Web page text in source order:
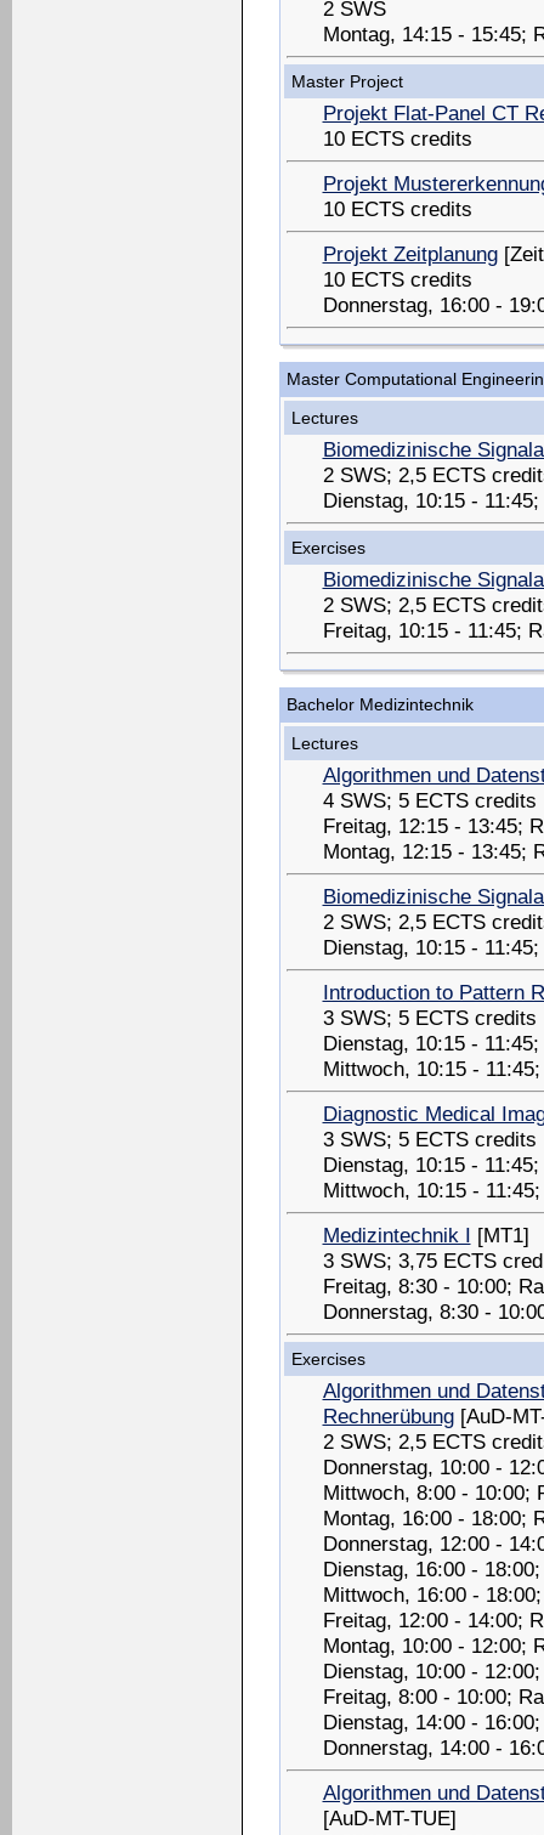
2 SWS
Montag, 14:15 - 15:45;
Master Project
Projekt Flat-Panel CT
10 ECTS credits
Projekt
10 ECTS credits
Projekt Zeitplanung
10 ECTS credits
Donnerstag, 16:00 -
Master Computational
Lectures
Biomedizinische
2 SWS; 2,5 ECTS
Dienstag, 10:15 -
Exercises
Biomedizinische
2 SWS; 2,5 ECTS
Freitag, 10:15 - 11:45;
Bachelor Medizintechnik
Lectures
Algorithmen und
4 SWS; 5 ECTS credits
Freitag, 12:15 - 13:45;
Montag, 12:15 - 13:45;
Biomedizinische
2 SWS; 2,5 ECTS
Dienstag, 10:15 -
Introduction to Pattern
3 SWS; 5 ECTS credits
Dienstag, 10:15 -
Mittwoch, 10:15 -
Diagnostic Medical
3 SWS; 5 ECTS credits
Dienstag, 10:15 -
Mittwoch, 10:15 -
Medizintechnik I [MT1]
3 SWS; 3,75 ECTS
Freitag, 8:30 - 10:00;
Donnerstag, 8:30 -
Exercises
Algorithmen und
Rechnerübung[AuD-
2 SWS; 2,5 ECTS
Donnerstag, 10:00 -
Mittwoch, 8:00 - 10:00;
Montag, 16:00 - 18:00;
Donnerstag, 12:00 -
Dienstag, 16:00 -
Mittwoch, 16:00 -
Freitag, 12:00 - 14:00;
Montag, 10:00 - 12:00;
Dienstag, 10:00 -
Freitag, 8:00 - 10:00;
Dienstag, 14:00 -
Donnerstag, 14:00 -
Algorithmen und
[AuD-MT-TUE]